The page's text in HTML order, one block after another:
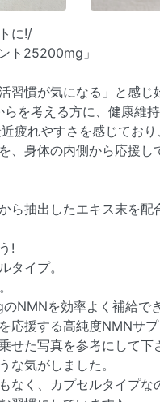
に!/
ト25200mg」
習慣が気になる」と感
を考える方に、健康維
疲れやすさを感じてお
、身体の内側から応援し
ら抽出したエキス末を
!
タイプ。
NMNを効率よく補給で
応援する高純度NMNサプ
せた写真を参考にして下
な気がしました。
なく、カプセルタイプな